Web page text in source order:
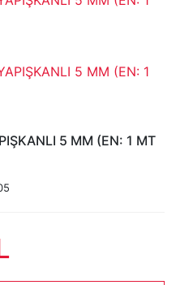
5 MM (EN: 1 MT